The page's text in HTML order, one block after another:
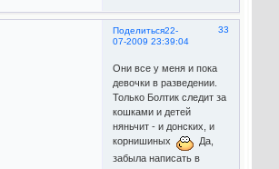
Поделиться 33
22-
07-2009 23:39:04
Они все у меня и пока
девочки в разведении.
Только Болтик следит за
кошками и детей
няньчит - и донских, и
корнишиных
Да,
забыла написать в